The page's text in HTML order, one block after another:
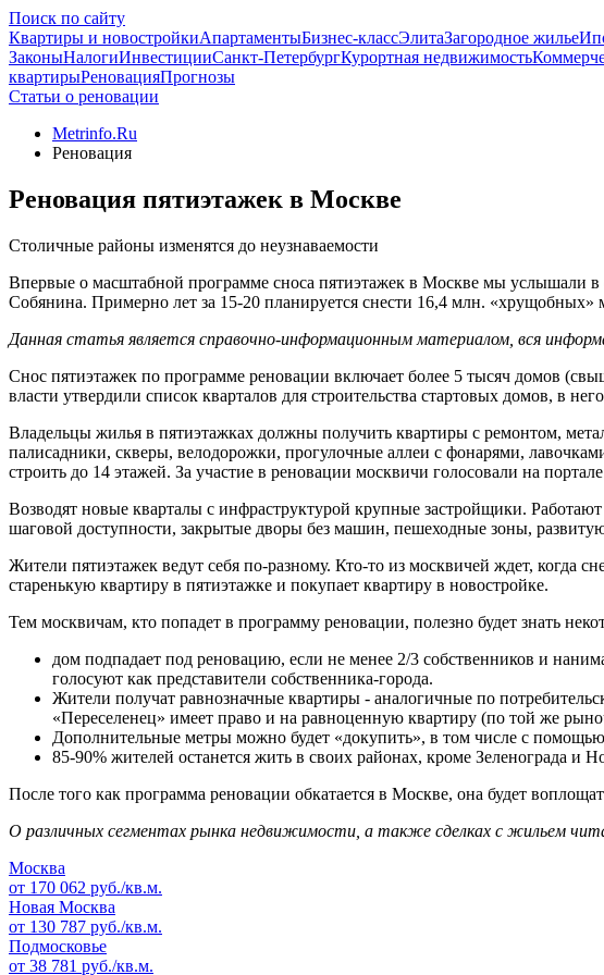
Поиск по сайту
Квартиры и новостройкиАпартаментыБизнес-классЭлитаЗагородное жилье
ЗаконыНалогиИнвестицииСанкт-ПетербургКурортная недвижимость
квартирыРеновацияПрогнозы
Статьи о реновации
Metrinfo.Ru
Реновация
Реновация пятиэтажек в Москве
Столичные районы изменятся до неузнаваемости
Впервые о масштабной программе сноса пятиэтажек в Москве мы услышали
Собянина. Примерно лет за 15-20 планируется снести 16,4 млн. «хрущобных»
Данная статья является справочно-информационным материалом, вся
Снос пятиэтажек по программе реновации включает более 5 тысяч домов
власти утвердили список кварталов для строительства стартовых домов, в
Владельцы жилья в пятиэтажках должны получить квартиры с ремонтом,
палисадники, скверы, велодорожки, прогулочные аллеи с фонарями,
строить до 14 этажей. За участие в реновации москвичи голосовали на
Возводят новые кварталы с инфраструктурой крупные застройщики.
шаговой доступности, закрытые дворы без машин, пешеходные зоны,
Жители пятиэтажек ведут себя по-разному. Кто-то из москвичей ждет, когда
старенькую квартиру в пятиэтажке и покупает квартиру в новостройке.
Тем москвичам, кто попадет в программу реновации, полезно будет знать
дом подпадает под реновацию, если не менее 2/3 собственников и
голосуют как представители собственника-города.
Жители получат равнозначные квартиры - аналогичные по
«Переселенец» имеет право и на равноценную квартиру (по той же
Дополнительные метры можно будет «докупить», в том числе с
85-90% жителей останется жить в своих районах, кроме Зеленограда и
После того как программа реновации обкатается в Москве, она будет
О различных сегментах рынка недвижимости, а также сделках с жильем
Москва
от 170 062 руб./кв.м.
Новая Москва
от 130 787 руб./кв.м.
Подмосковье
от 38 781 руб./кв.м.